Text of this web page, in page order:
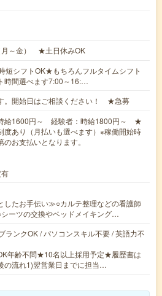
月～金） ★土日休みOK
短シフトOK★もちろんフルタイムシフト
時間選べます7:00～16:…
。開始日はご相談ください！ ★急募
給1600円～ 経験者：時給1800円～ ★
度あり（月払いも選べます）※稼働開始時
お支払いとなります。
したお手伝い≫○カルテ整理などの看護師
ーツの交換やベッドメイキング…
ランクOK / パソコンスキル不要 / 英語力不
年齢不問★10名以上採用予定★履歴書は
の流れ1)翌営業日までに担当…